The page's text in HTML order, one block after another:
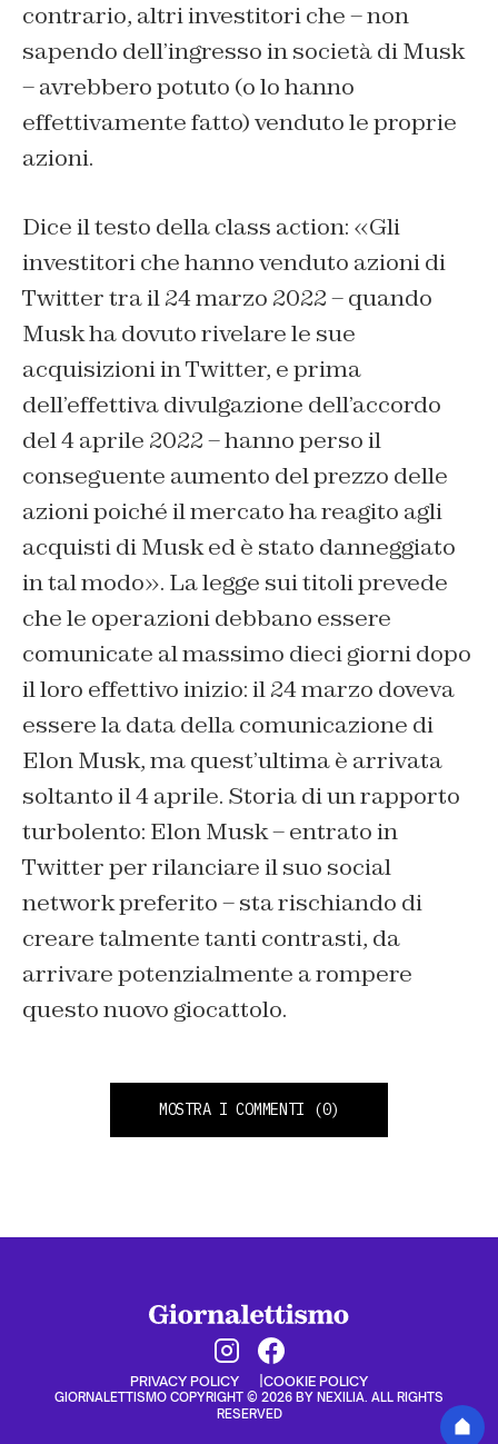
contrario, altri investitori che – non
sapendo dell’ingresso in società di Musk
– avrebbero potuto (o lo hanno
effettivamente fatto) venduto le proprie
azioni.
Dice il testo della class action: «Gli
investitori che hanno venduto azioni di
Twitter tra il 24 marzo 2022 – quando
Musk ha dovuto rivelare le sue
acquisizioni in Twitter, e prima
dell’effettiva divulgazione dell’accordo
del 4 aprile 2022 – hanno perso il
conseguente aumento del prezzo delle
azioni poiché il mercato ha reagito agli
acquisti di Musk ed è stato danneggiato
in tal modo». La legge sui titoli prevede
che le operazioni debbano essere
comunicate al massimo dieci giorni dopo
il loro effettivo inizio: il 24 marzo doveva
essere la data della comunicazione di
Elon Musk, ma quest’ultima è arrivata
soltanto il 4 aprile. Storia di un rapporto
turbolento: Elon Musk – entrato in
Twitter per rilanciare il suo social
network preferito – sta rischiando di
creare talmente tanti contrasti, da
arrivare potenzialmente a rompere
questo nuovo giocattolo.
MOSTRA I COMMENTI (0)
PRIVACY POLICY COOKIE POLICY
GIORNALETTISMO COPYRIGHT © 2026 BY NEXILIA. ALL RIGHTS
RESERVED